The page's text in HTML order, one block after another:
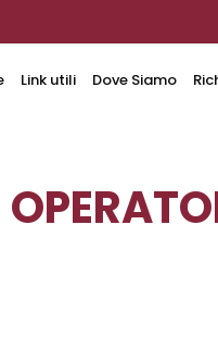
Link utili Dove Siamo